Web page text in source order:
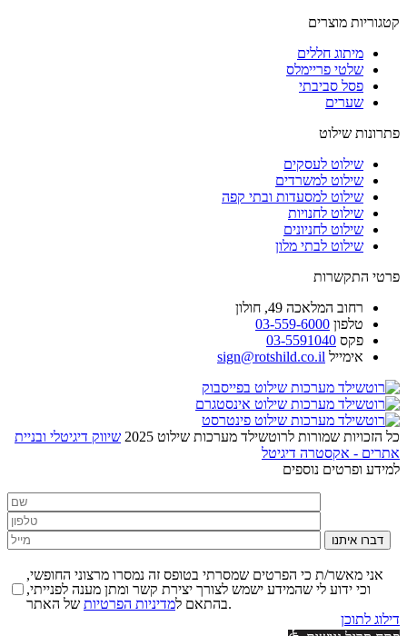
קטגוריות מוצרים
מיתוג חללים
שלטי פריימלס
פסל סביבתי
שערים
פתרונות שילוט
שילוט לעסקים
שילוט למשרדים
שילוט למסעדות ובתי קפה
שילוט לחנויות
שילוט לחניונים
שילוט לבתי מלון
פרטי התקשרות
רחוב המלאכה 49, חולון
טלפון 03-559-6000
פקס 03-5591040
אימייל sign@rotshild.co.il
כל הזכויות שמורות לרוטשילד מערכות שילוט 2025
שיווק דיגיטלי ובניית
אתרים - אקסטרה דיגיטל
למידע ופרטים נוספים
דברו איתנו
אני מאשר/ת כי הפרטים שמסרתי בטופס זה נמסרו מרצוני החופשי,
וכי ידוע לי שהמידע ישמש לצורך יצירת קשר ומתן מענה לפנייתי,
בהתאם למדיניות הפרטיות
של האתר.
דילוג לתוכן